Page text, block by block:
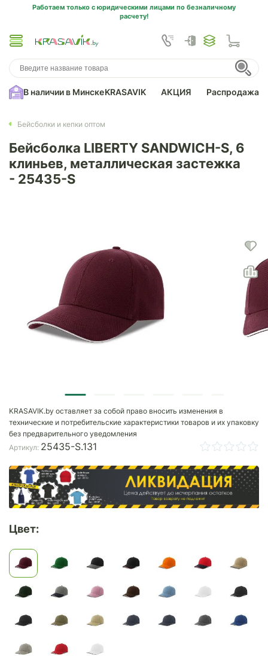
Работаем только с юридическими лицами по безналичному
расчету!
В наличии в МинскеKRASAVIK АКЦИЯ Распродажа
Бейсболки и кепки оптом
Бейсболка LIBERTY SANDWICH-S, 6
клиньев, металлическая застежка
- 25435-S
KRASAVIK.by оставляет за собой право вносить изменения в
технические и потребительские характеристики товаров и их упаковку
без предварительного уведомления
Артикул: 25435-S.131
Цвет: